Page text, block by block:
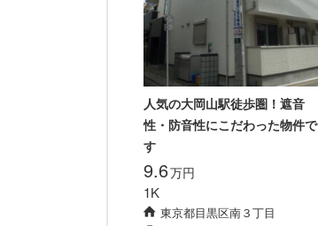
人気の大岡山駅徒歩圏！遮音
性・防音性にこだわった物件で
す
9.6万円
1K
東京都目黒区南３丁目